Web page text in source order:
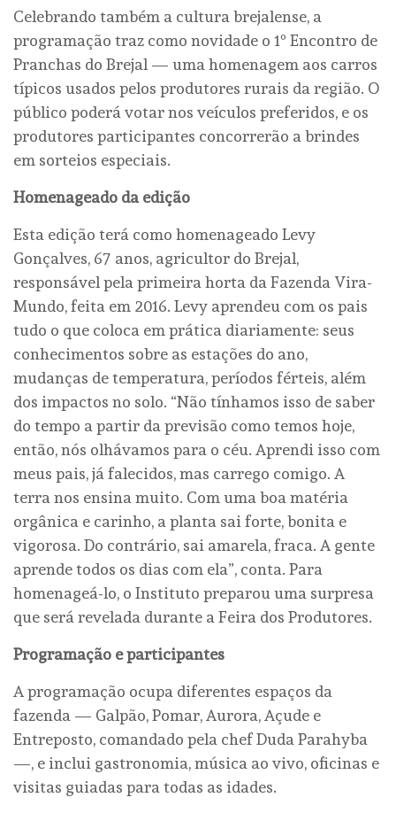
Celebrando também a cultura brejalense, a
programação traz como novidade o 1º Encontro de
Pranchas do Brejal — uma homenagem aos carros
típicos usados pelos produtores rurais da região. O
público poderá votar nos veículos preferidos, e os
produtores participantes concorrerão a brindes
em sorteios especiais.
Homenageado da edição
Esta edição terá como homenageado Levy
Gonçalves, 67 anos, agricultor do Brejal,
responsável pela primeira horta da Fazenda Vira-
Mundo, feita em 2016. Levy aprendeu com os pais
tudo o que coloca em prática diariamente: seus
conhecimentos sobre as estações do ano,
mudanças de temperatura, períodos férteis, além
dos impactos no solo. “Não tínhamos isso de saber
do tempo a partir da previsão como temos hoje,
então, nós olhávamos para o céu. Aprendi isso com
meus pais, já falecidos, mas carrego comigo. A
terra nos ensina muito. Com uma boa matéria
orgânica e carinho, a planta sai forte, bonita e
vigorosa. Do contrário, sai amarela, fraca. A gente
aprende todos os dias com ela”, conta. Para
homenageá-lo, o Instituto preparou uma surpresa
que será revelada durante a Feira dos Produtores.
Programação e participantes
A programação ocupa diferentes espaços da
fazenda — Galpão, Pomar, Aurora, Açude e
Entreposto, comandado pela chef Duda Parahyba
—, e inclui gastronomia, música ao vivo, oficinas e
visitas guiadas para todas as idades.